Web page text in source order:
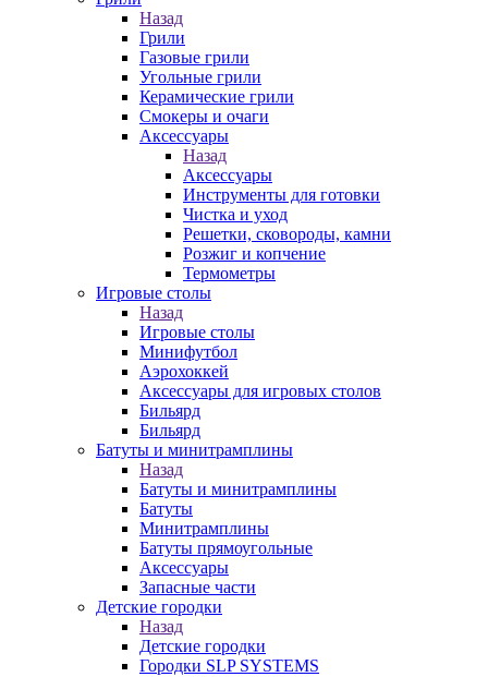
Назад
Грили
Газовые грили
Угольные грили
Керамические грили
Смокеры и очаги
Аксессуары
Назад
Аксессуары
Инструменты для готовки
Чистка и уход
Решетки, сковороды, камни
Розжиг и копчение
Термометры
Игровые столы
Назад
Игровые столы
Минифутбол
Аэрохоккей
Аксессуары для игровых столов
Бильяpд
Бильяpд
Батуты и минитрамплины
Назад
Батуты и минитрамплины
Батуты
Минитрамплины
Батуты прямоугольные
Аксессуары
Запасные части
Детские городки
Назад
Детские городки
Городки SLP SYSTEMS